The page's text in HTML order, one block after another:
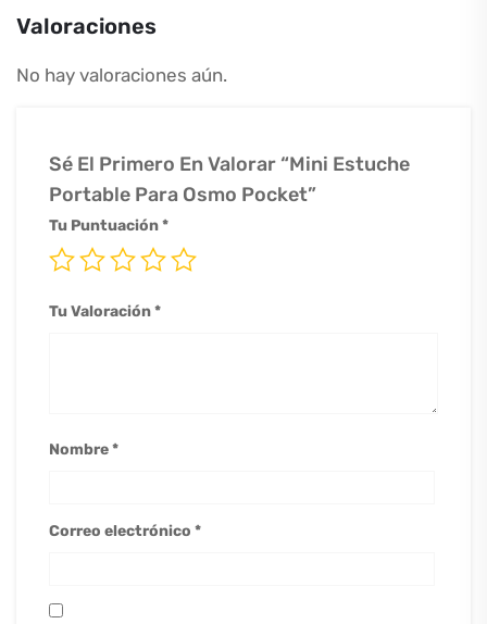
Valoraciones
No hay valoraciones aún.
Sé El Primero En Valorar “Mini Estuche
Portable Para Osmo Pocket”
Tu Puntuación*
Tu Valoración*
Nombre*
Correo electrónico *